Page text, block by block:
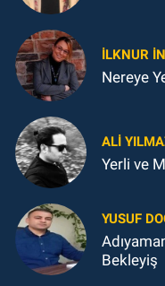
İLKNUR
Nereye
ALI
Yerli ve
YUSUF
Bekleyiş